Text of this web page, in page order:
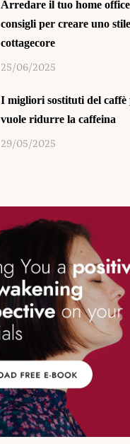
Arredare il tuo home
consigli per creare uno stile
cottagecore
25/06/2025
I migliori sostituti del caffè
vuole ridurre la caffeina
29/05/2025